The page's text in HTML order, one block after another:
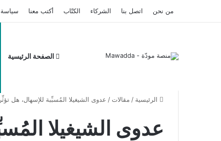
من نحن اتصل بنا الشركاء الكتّاب أكتب معنا
الصفحة الرئيسية
الرئيسية / مقالات / عدوى الشيغيلا المُسبِّبة للإسهال، هل
عدوى الشيغيلا